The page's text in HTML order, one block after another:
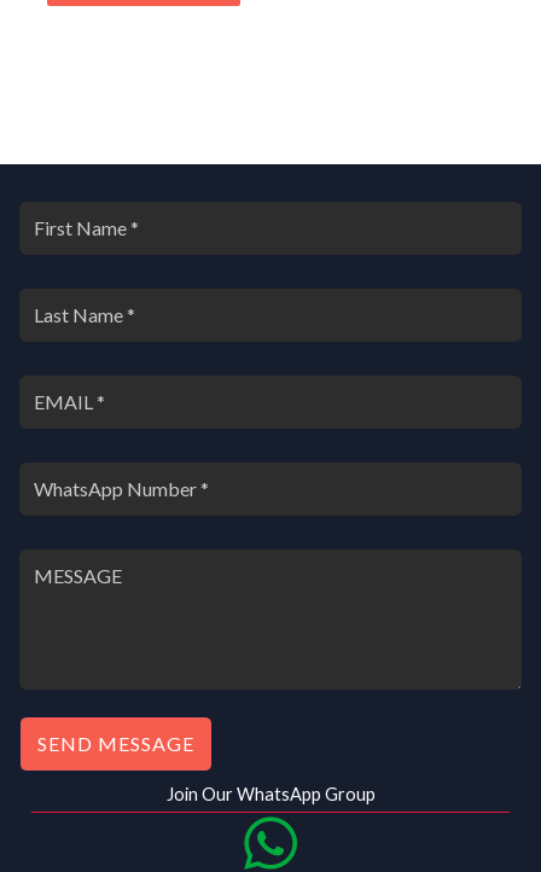
SEND MESSAGE
Join Our WhatsApp Group